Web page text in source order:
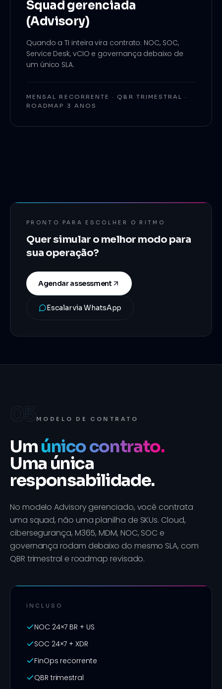
Squad gerenciada
(Advisory)
Quando a TI inteira vira contrato: NOC, SOC,
Service Desk, vCIO e governança debaixo de
um único SLA.
MENSAL RECORRENTE · QBR TRIMESTRAL ·
ROADMAP 3 ANOS
PRONTO PARA ESCOLHER O RITMO
Quer simular o melhor modo para
sua operação?
Agendar assessment
Escalar via WhatsApp
05MODELO DE CONTRATO
Umúnico contrato.
Uma única
responsabilidade.
No modelo Advisory gerenciado, você contrata
uma squad, não uma planilha de SKUs. Cloud,
cibersegurança, M365, MDM, NOC, SOC e
governança rodam debaixo do mesmo SLA, com
QBR trimestral e roadmap revisado.
INCLUSO
NOC 24×7 BR + US
SOC 24×7 + XDR
FinOps recorrente
QBR trimestral